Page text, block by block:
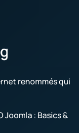
renommés qui
Joomla : Basics &